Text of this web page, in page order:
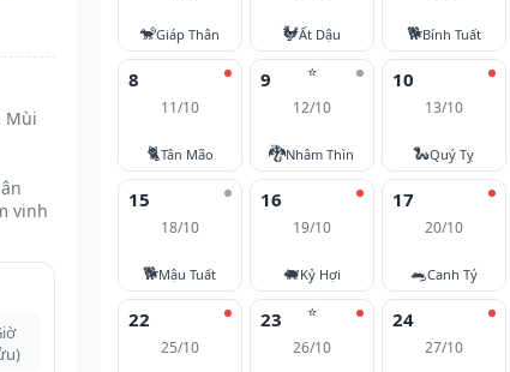
Mùi
vinh
🐒Giáp Thân 🐓Ất Dậu 🐕Bính Tuất
8
11/10
🐈Tân Mão
⭐
9
12/10
🐉Nhâm Thìn
10
13/10
🐍Quý Tỵ
15
18/10
🐕Mậu Tuất
16
19/10
🐖Kỷ Hợi
17
20/10
🐀Canh Tý
22
25/10
⭐
23
26/10
24
27/10